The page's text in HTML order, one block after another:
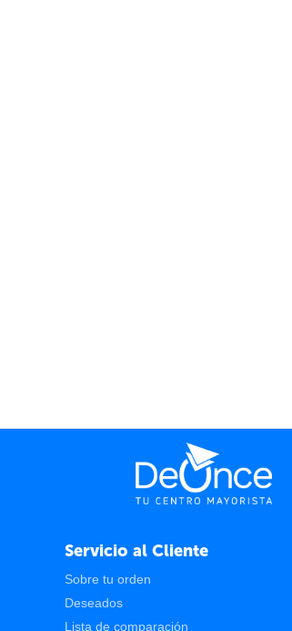
Servicio al Cliente
Sobre tu orden
Deseados
Lista de comparación